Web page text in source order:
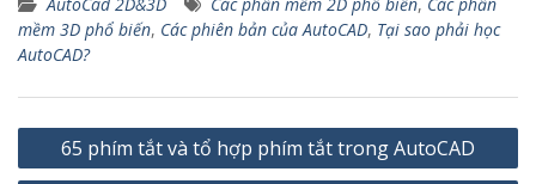
mềm 3D phổ biến, Các phiên bản của AutoCAD, Tại sao phải học
AutoCAD?
Post
navigation
65 phím tắt và tổ hợp phím tắt trong AutoCAD